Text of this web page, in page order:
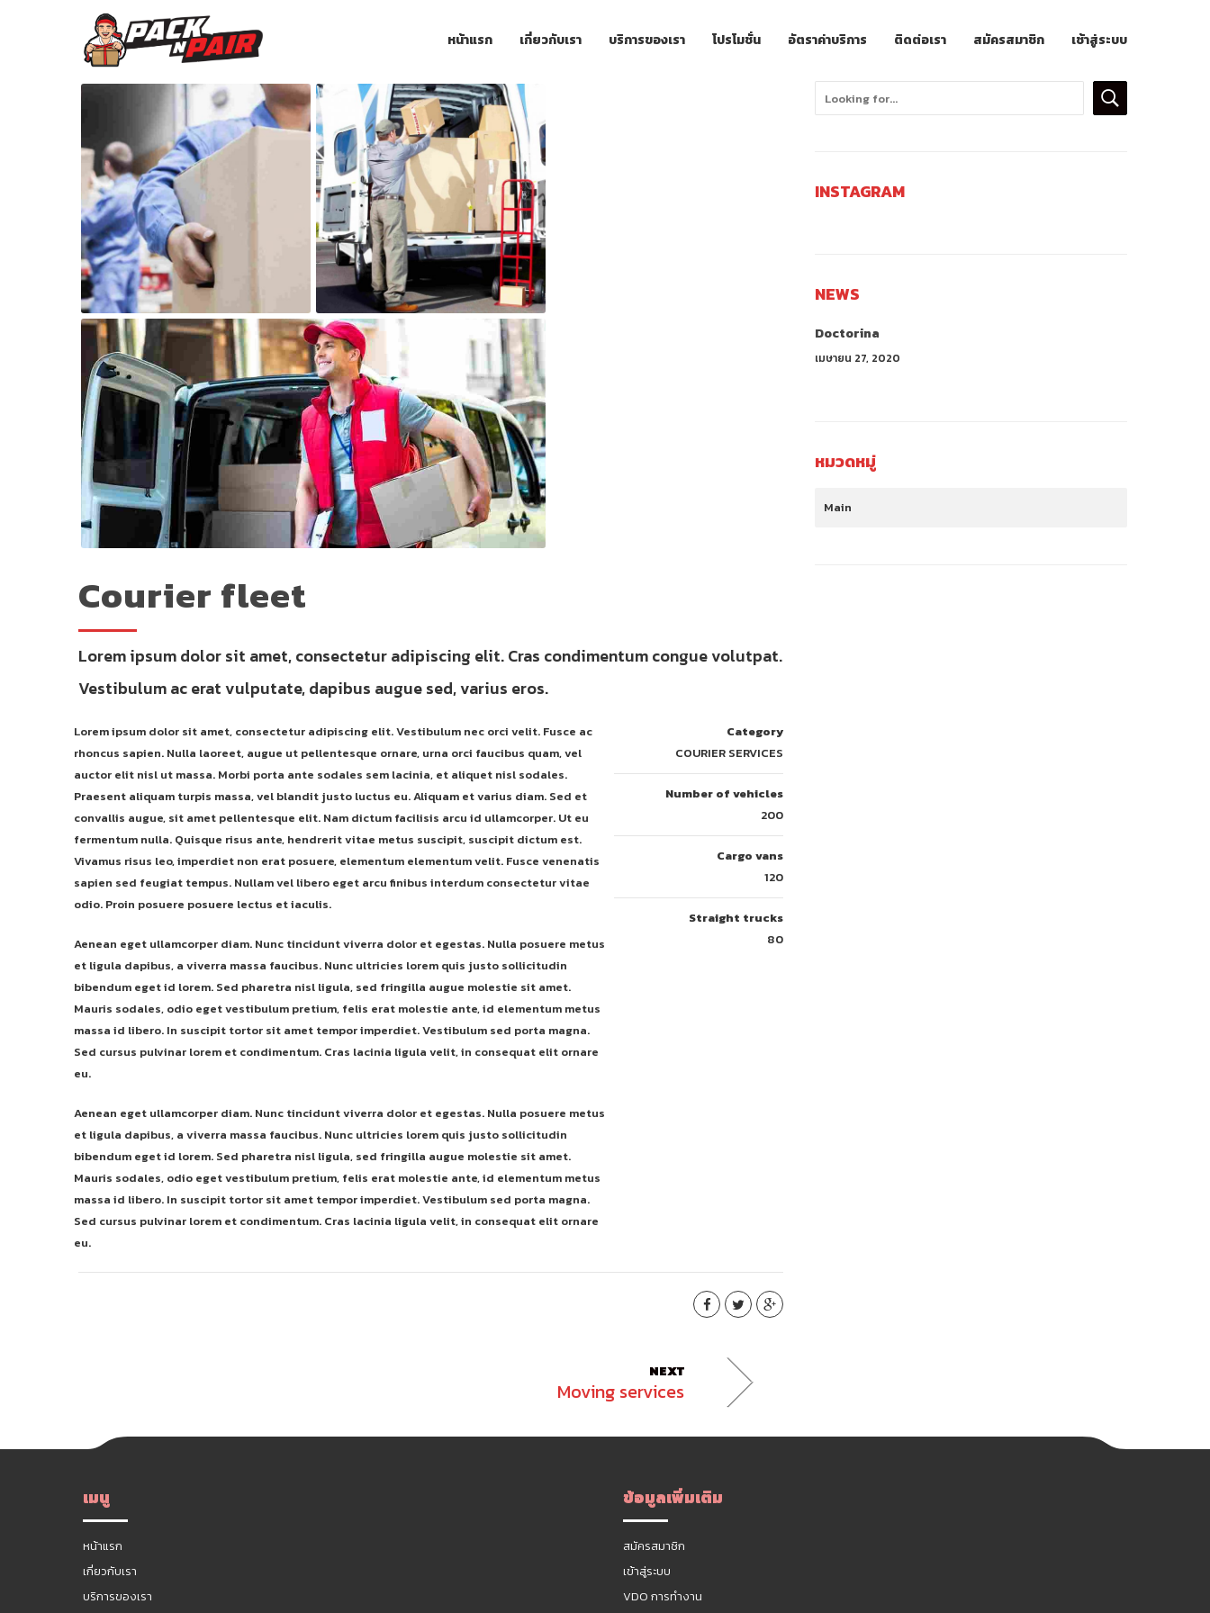
หน้าแรก เกี่ยวกับเรา บริการของเรา โปรโมชั่น อัตราค่าบริการ ติดต่อเรา สมัครสมาชิก เช้าสู่ระบบ
Courier fleet
Lorem ipsum dolor sit amet, consectetur adipiscing elit. Cras condimentum congue volutpat.
Vestibulum ac erat vulputate, dapibus augue sed, varius eros.
Lorem ipsum dolor sit amet, consectetur adipiscing elit. Vestibulum nec orci velit. Fusce ac
rhoncus sapien. Nulla laoreet, augue ut pellentesque ornare, urna orci faucibus quam, vel
auctor elit nisl ut massa. Morbi porta ante sodales sem lacinia, et aliquet nisl sodales.
Praesent aliquam turpis massa, vel blandit justo luctus eu. Aliquam et varius diam. Sed et
convallis augue, sit amet pellentesque elit. Nam dictum facilisis arcu id ullamcorper. Ut eu
fermentum nulla. Quisque risus ante, hendrerit vitae metus suscipit, suscipit dictum est.
Vivamus risus leo, imperdiet non erat posuere, elementum elementum velit. Fusce venenatis
sapien sed feugiat tempus. Nullam vel libero eget arcu finibus interdum consectetur vitae
odio. Proin posuere posuere lectus et iaculis.
Aenean eget ullamcorper diam. Nunc tincidunt viverra dolor et egestas. Nulla posuere metus
et ligula dapibus, a viverra massa faucibus. Nunc ultricies lorem quis justo sollicitudin
bibendum eget id lorem. Sed pharetra nisl ligula, sed fringilla augue molestie sit amet.
Mauris sodales, odio eget vestibulum pretium, felis erat molestie ante, id elementum metus
massa id libero. In suscipit tortor sit amet tempor imperdiet. Vestibulum sed porta magna.
Sed cursus pulvinar lorem et condimentum. Cras lacinia ligula velit, in consequat elit ornare
eu.
Aenean eget ullamcorper diam. Nunc tincidunt viverra dolor et egestas. Nulla posuere metus
et ligula dapibus, a viverra massa faucibus. Nunc ultricies lorem quis justo sollicitudin
bibendum eget id lorem. Sed pharetra nisl ligula, sed fringilla augue molestie sit amet.
Mauris sodales, odio eget vestibulum pretium, felis erat molestie ante, id elementum metus
massa id libero. In suscipit tortor sit amet tempor imperdiet. Vestibulum sed porta magna.
Sed cursus pulvinar lorem et condimentum. Cras lacinia ligula velit, in consequat elit ornare
eu.
Category
COURIER SERVICES
Number of vehicles
200
Cargo vans
120
Straight trucks
80
NEXT
Moving services
INSTAGRAM
NEWS
Doctorina
เมษายน 27, 2020
หมวดหมู่
Main
เมนู
หน้าแรก
เกี่ยวกับเรา
บริการของเรา
ข้อมูลเพิ่มเติม
สมัครสมาชิก
เข้าสู่ระบบ
VDO การทำงาน